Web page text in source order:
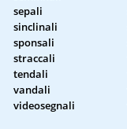
sepali
sinclinali
sponsali
straccali
tendali
vandali
videosegnali